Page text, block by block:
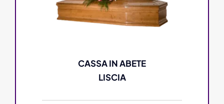
CASSA IN ABETE
LISCIA